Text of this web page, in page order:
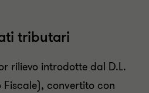
tributari
rilievo introdotte dal D.L.
Fiscale), convertito con